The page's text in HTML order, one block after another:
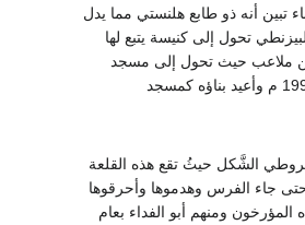
تبين أنه ذو طابع هلنستي مما يدل
تحول إلى كنيسة يتبع لها
بن ملاعب حيث تحول إلى مسجد
الشَّكل حيثُ تقع هذه القلعة
حتى جاء الفرس وهدموها وأحرقوها
ومنهم أبو الفداء بعام